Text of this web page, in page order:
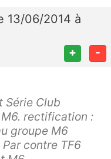
13/06/2014 à
+ -
Série Club
rectification :
groupe M6
contre TF6